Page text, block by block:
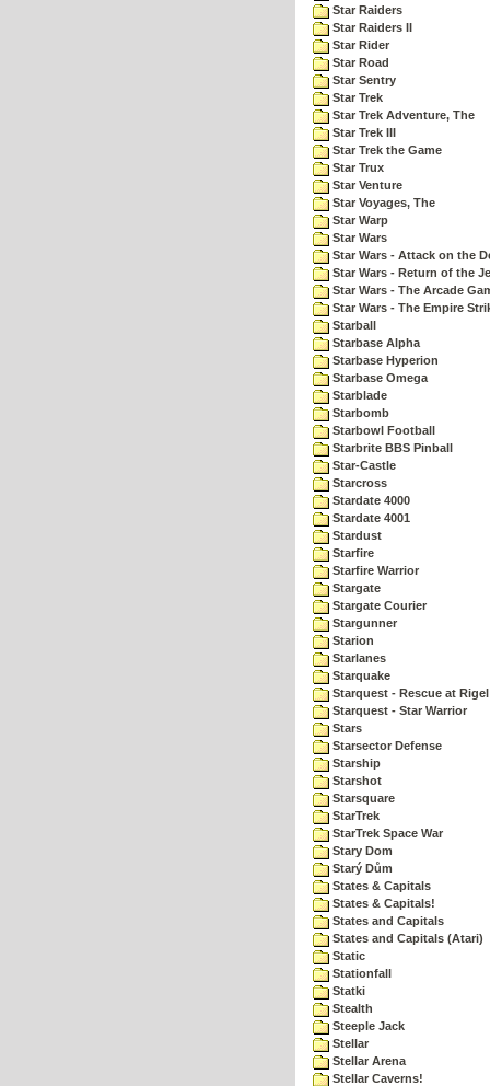
Star Raiders
Star Raiders II
Star Rider
Star Road
Star Sentry
Star Trek
Star Trek Adventure, The
Star Trek III
Star Trek the Game
Star Trux
Star Venture
Star Voyages, The
Star Warp
Star Wars
Star Wars - Attack on the
Star Wars - Return of the
Star Wars - The Arcade
Star Wars - The Empire
Starball
Starbase Alpha
Starbase Hyperion
Starbase Omega
Starblade
Starbomb
Starbowl Football
Starbrite BBS Pinball
Star-Castle
Starcross
Stardate 4000
Stardate 4001
Stardust
Starfire
Starfire Warrior
Stargate
Stargate Courier
Stargunner
Starion
Starlanes
Starquake
Starquest - Rescue at Rigel
Starquest - Star Warrior
Stars
Starsector Defense
Starship
Starshot
Starsquare
StarTrek
StarTrek Space War
Stary Dom
Starý Dům
States & Capitals
States & Capitals!
States and Capitals
States and Capitals (Atari)
Static
Stationfall
Statki
Stealth
Steeple Jack
Stellar
Stellar Arena
Stellar Caverns!